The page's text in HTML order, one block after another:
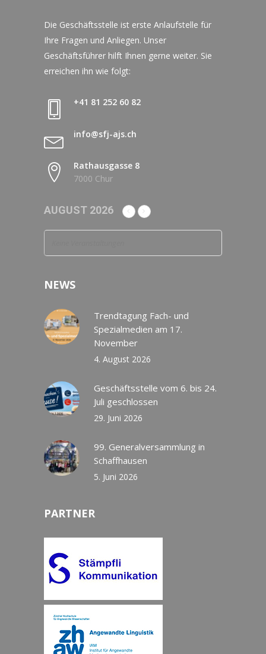
Die Geschäftsstelle ist erste Anlaufstelle für
Ihre Fragen und Anliegen. Unser
Geschäftsführer hilft Ihnen gerne weiter. Sie
erreichen ihn wie folgt:
+41 81 252 60 82
info@sfj-ajs.ch
Rathausgasse 8
7000 Chur
AUGUST 2026
NEWS
Trendtagung Fach- und
Spezialmedien am 17.
November
4. August 2026
Geschäftsstelle vom 6. bis 24.
Juli geschlossen
29. Juni 2026
99. Generalversammlung in
Schaffhausen
5. Juni 2026
PARTNER